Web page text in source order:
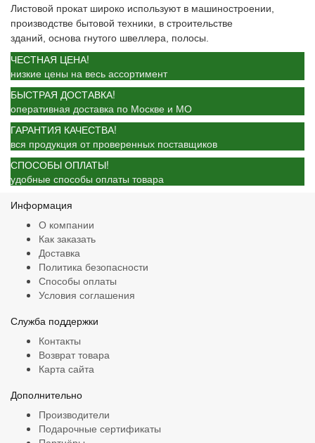
Листовой прокат широко используют в машиностроении,
производстве бытовой техники, в строительстве
зданий, основа гнутого швеллера, полосы.
ЧЕСТНАЯ ЦЕНА!
низкие цены на весь ассортимент
БЫСТРАЯ ДОСТАВКА!
оперативная доставка по Москве и МО
ГАРАНТИЯ КАЧЕСТВА!
вся продукция от проверенных поставщиков
СПОСОБЫ ОПЛАТЫ!
удобные способы оплаты товара
Информация
О компании
Как заказать
Доставка
Политика безопасности
Способы оплаты
Условия соглашения
Служба поддержки
Контакты
Возврат товара
Карта сайта
Дополнительно
Производители
Подарочные сертификаты